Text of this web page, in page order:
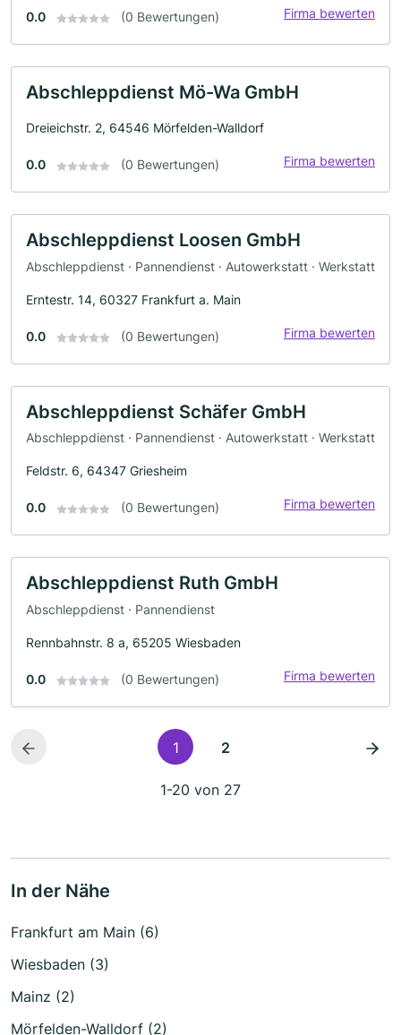
0.0 (0 Bewertungen) Firma bewerten
Abschleppdienst Mö-Wa GmbH
Dreieichstr. 2, 64546 Mörfelden-Walldorf
0.0 (0 Bewertungen) Firma bewerten
Abschleppdienst Loosen GmbH
Abschleppdienst · Pannendienst · Autowerkstatt · Werkstatt
Erntestr. 14, 60327 Frankfurt a. Main
0.0 (0 Bewertungen) Firma bewerten
Abschleppdienst Schäfer GmbH
Abschleppdienst · Pannendienst · Autowerkstatt · Werkstatt
Feldstr. 6, 64347 Griesheim
0.0 (0 Bewertungen) Firma bewerten
Abschleppdienst Ruth GmbH
Abschleppdienst · Pannendienst
Rennbahnstr. 8 a, 65205 Wiesbaden
0.0 (0 Bewertungen) Firma bewerten
1 2
1-20 von 27
In der Nähe
Frankfurt am Main (6)
Wiesbaden (3)
Mainz (2)
Mörfelden-Walldorf (2)